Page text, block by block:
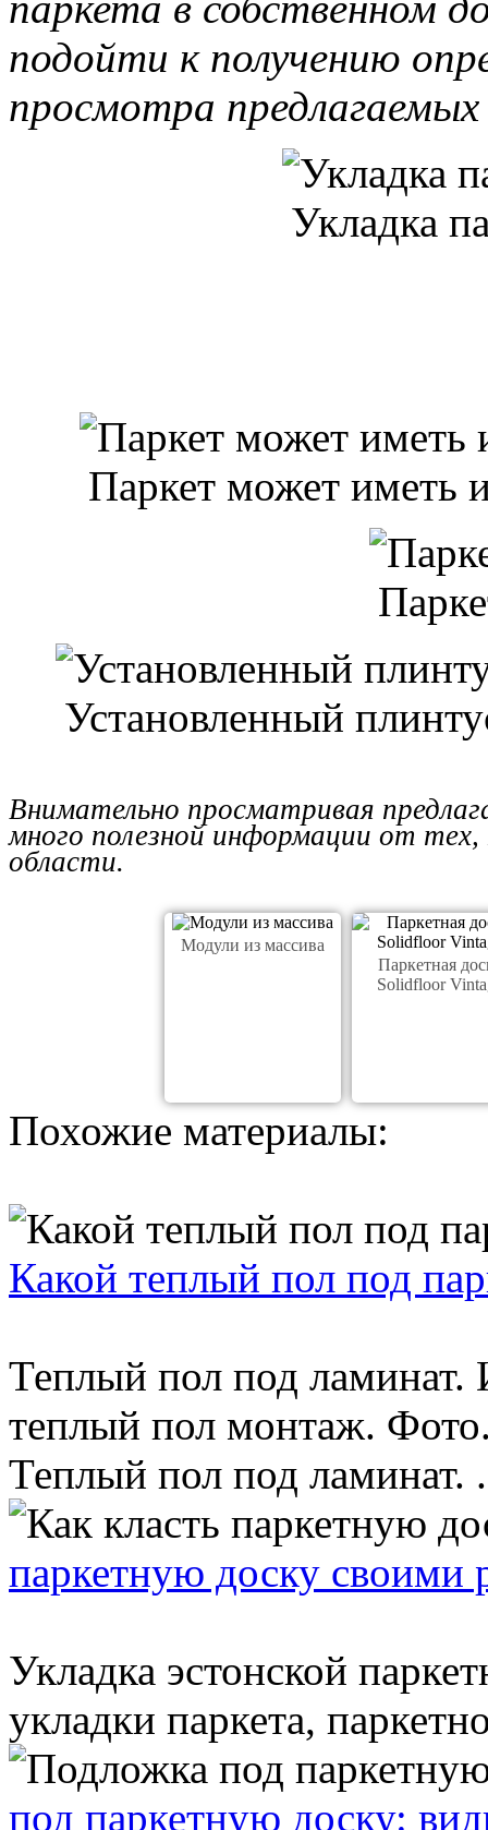
подойти к получению
просмотра предлагаемых
Укладка
Паркет может иметь
Установленный
Внимательно просматривая
много полезной информации от
области.
Модули из массива
Паркетная
Solidfloor
Похожие материалы:
Какой теплый пол под
Теплый пол под
теплый пол монтаж.
Теплый пол под ламинат.
паркетную доску своими
Укладка эстонской
укладки паркета,
под паркетную доску: